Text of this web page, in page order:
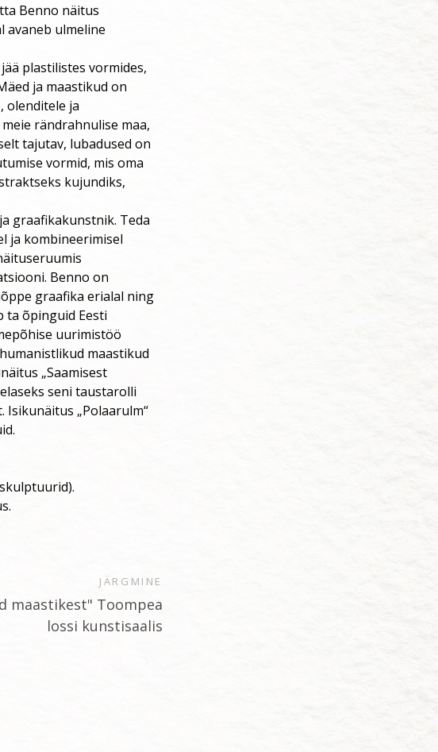
Benno näitus
avaneb ulmeline
plastilistes vormides,
ja maastikud on
olenditele ja
rändrahnulise maa,
tajutav, lubadused on
vormid, mis oma
kujundiks,
graafikakunstnik. Teda
ja kombineerimisel
Benno on
graafika erialal ning
ta õpinguid Eesti
uurimistöö
maastikud
„Saamisest
seni taustarolli
„Polaarulm“
JÄRGMINE
maastikest" Toompea
lossi kunstisaalis